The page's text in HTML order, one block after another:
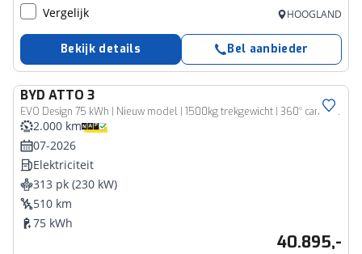
Vergelijk HOOGLAND
Bekijk details Bel aanbieder
BYD ATTO 3
EVO Design 75 kWh | Nieuw model | 1500kg trekgewicht | 360° camera | Stoelventilatie + -verwarming |
2.000 km
07-2026
Elektriciteit
313 pk (230 kW)
510 km
75 kWh
40.895,-